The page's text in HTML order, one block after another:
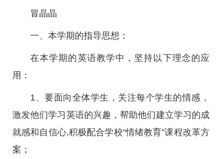
冒晶晶
一、本学期的指导思想：
在本学期的英语教学中，坚持以下理念的应
用：
1、要面向全体学生，关注每个学生的情感，
激发他们学习英语的兴趣，帮助他们建立学习的成
就感和自信心,积极配合学校“情绪教育”课程改革方
案；